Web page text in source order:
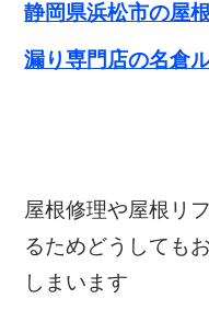
静岡県浜松市の屋
漏り専門店の名倉
屋根修理や屋根リ
るためどうしても
しまいます